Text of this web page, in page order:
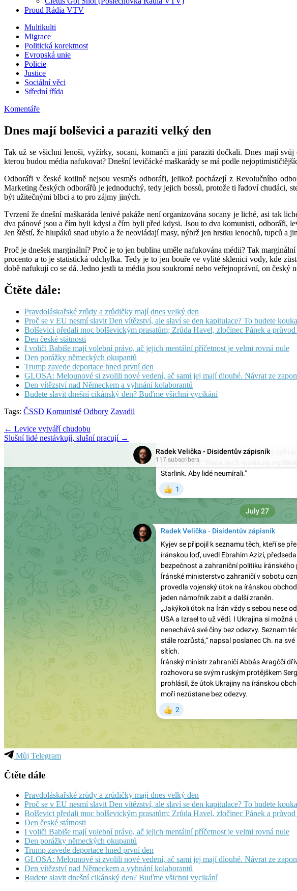
Proud Rádia VTV
Sub
menu
Multikulti
Migrace
Politická korektnost
Evropská unie
Policie
Justice
Sociální věci
Střední třída
Komentáře
Dnes mají bolševici a paraziti velký den
Tak už se všichni lenoši, vyžírky, socani, komanči a jiní paraziti dočkali. Dnes mají
kterou budou média nafukovat? Dnešní levičácké maškarády se má podle
Odboráři v české kotlině nejsou vesměs odboráři, jelikož pocházejí z Revolučního
Marketing českých odborářů je jednoduchý, tedy jejich bossů, protože ti řadoví chudáci,
být užitečnými blbci a to pro zájmy jiných.
Tvrzení že dnešní maškaráda lenivé pakáže není organizována socany je liché, asi tak
dva pánové jsou a čím byli kdysi a čím byli před kdysi. Jsou to dva komunisti, odboráři,
Jen štěstí, že hlupáků snad ubylo a že neovládají masy, nýbrž jen hrstku lenochů, tupců a
Proč je dnešek marginální? Proč je to jen bublina uměle nafukována médii? Tak
procento a to je statistická odchylka. Tedy je to jen bouře ve vylité sklenici vody, kde
době nafukují co se dá. Jedno jestli ta média jsou soukromá nebo veřejnoprávní, on
Čtěte dále:
Pravdoláskařské zrůdy a zrůdičky mají dnes velký den
Proč se v EU nesmí slavit Den vítězství, ale slaví se den kapitulace? To budete
Bolševici předali moc bolševickým prasatům; Zrůda Havel, zločinec Pánek a
Den české státnosti
I voliči Babiše mají volební právo, ač jejich mentální příčetnost je velmi rovná nule
Den porážky německých okupantů
Trump zavede deportace hned první den
GLOSA: Melounové si zvolili nové vedení, ač sami jej mají dlouhé. Návrat ze
Den vítězství nad Německem a vyhnání kolaborantů
Budete slavit dnešní cikánský den? Buďme všichni vycikání
Tags: ČSSD Komunisté Odbory Zavadil
Post
navigation
← Levice vytváří chudobu
Slušní lidé nestávkují, slušní pracují →
Můj Telegram
Čtěte dále
Pravdoláskařské zrůdy a zrůdičky mají dnes velký den
Proč se v EU nesmí slavit Den vítězství, ale slaví se den kapitulace? To budete
Bolševici předali moc bolševickým prasatům; Zrůda Havel, zločinec Pánek a
Den české státnosti
I voliči Babiše mají volební právo, ač jejich mentální příčetnost je velmi rovná nule
Den porážky německých okupantů
Trump zavede deportace hned první den
GLOSA: Melounové si zvolili nové vedení, ač sami jej mají dlouhé. Návrat ze
Den vítězství nad Německem a vyhnání kolaborantů
Budete slavit dnešní cikánský den? Buďme všichni vycikání